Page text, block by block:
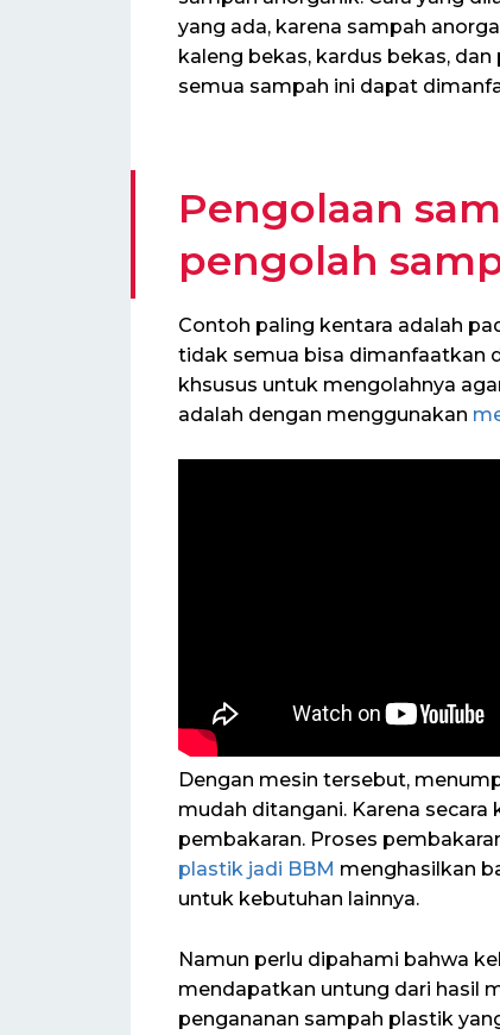
yang ada, karena sampah
kaleng bekas, kardus bekas,
semua sampah ini dapat
Pengolaan
pengolah
Contoh paling kentara adalah
tidak semua bisa dimanfaatkan
khsusus untuk mengolahnya
adalah dengan menggunakan
Dengan mesin tersebut,
mudah ditangani. Karena secara
pembakaran. Proses
plastik jadi BBM menghasilkan
untuk kebutuhan lainnya.
Namun perlu dipahami bahwa
mendapatkan untung dari hasil
pengananan sampah plastik